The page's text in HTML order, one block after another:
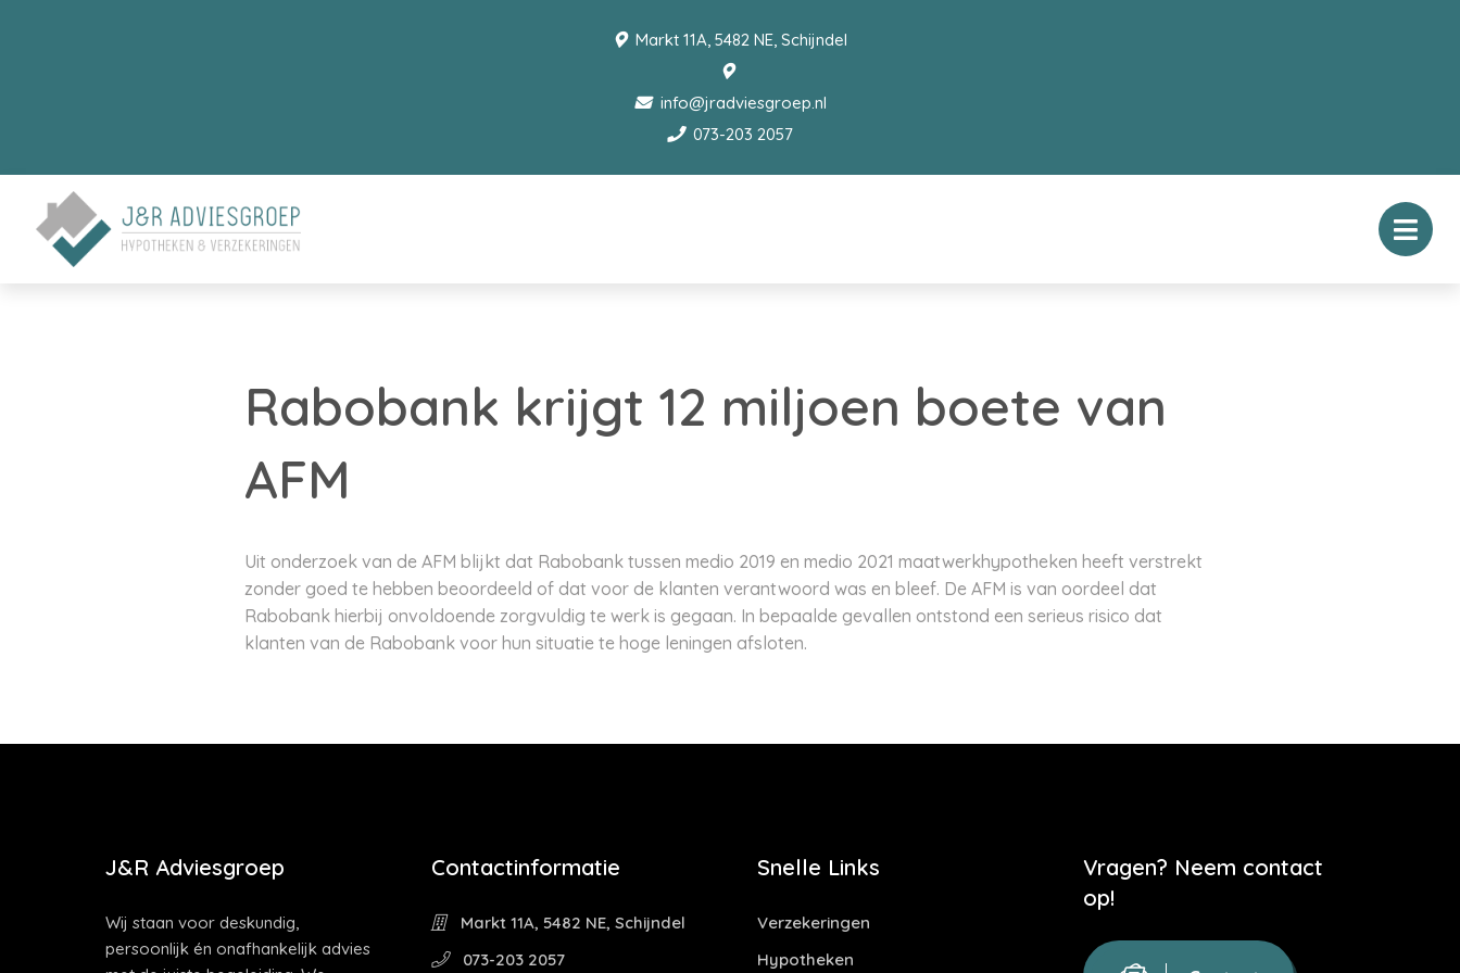
Markt 11A, 5482 NE, Schijndel
info@jradviesgroep.nl
073-203 2057
Rabobank krijgt 12 miljoen boete van
AFM
Uit onderzoek van de AFM blijkt dat Rabobank tussen medio 2019 en medio 2021 maatwerkhypotheken heeft verstrekt
zonder goed te hebben beoordeeld of dat voor de klanten verantwoord was en bleef. De AFM is van oordeel dat
Rabobank hierbij onvoldoende zorgvuldig te werk is gegaan. In bepaalde gevallen ontstond een serieus risico dat
klanten van de Rabobank voor hun situatie te hoge leningen afsloten.
J&R Adviesgroep
Wij staan voor deskundig,
persoonlijk én onafhankelijk advies
Contactinformatie
Markt 11A, 5482 NE, Schijndel
073-203 2057
Snelle Links
Verzekeringen
Hypotheken
Vragen? Neem contact
op!